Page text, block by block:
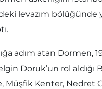
levazım bölüğünde
adım atan Dormen,
Doruk’un rol aldığı
Müşfik Kenter, Nedret